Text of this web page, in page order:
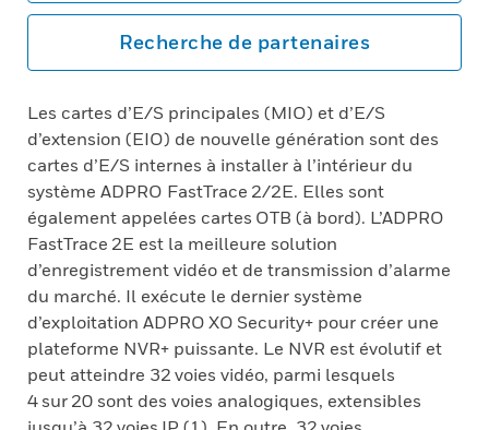
Recherche de partenaires
Les cartes d’E/S principales (MIO) et d’E/S
d’extension (EIO) de nouvelle génération sont des
cartes d’E/S internes à installer à l’intérieur du
système ADPRO FastTrace 2/2E. Elles sont
également appelées cartes OTB (à bord). L’ADPRO
FastTrace 2E est la meilleure solution
d’enregistrement vidéo et de transmission d’alarme
du marché. Il exécute le dernier système
d’exploitation ADPRO XO Security+ pour créer une
plateforme NVR+ puissante. Le NVR est évolutif et
peut atteindre 32 voies vidéo, parmi lesquels
4 sur 20 sont des voies analogiques, extensibles